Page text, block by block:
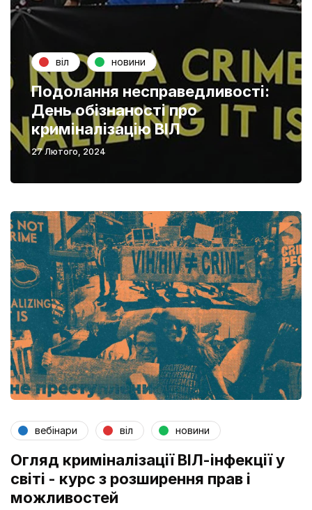
віл новини
Подолання несправедливості:
День обізнаності про
криміналізацію ВІЛ
27 Лютого, 2024
вебінари віл новини
Огляд криміналізації ВІЛ-інфекції у
світі - курс з розширення прав і
можливостей